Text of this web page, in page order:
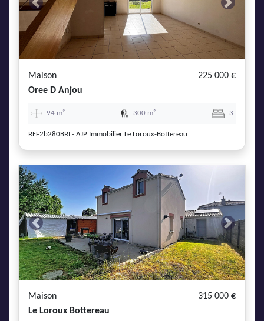
Previous Next
Maison
225 000 €
Oree D Anjou
94 m² 300 m² 3
REF2b280BRI - AJP Immobilier Le Loroux-Bottereau
Previous Next
Maison
315 000 €
Le Loroux Bottereau